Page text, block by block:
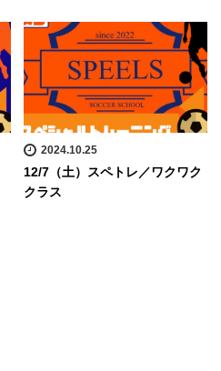
2024.10.25
12/7（土）スペトレ／ワクワク
クラス